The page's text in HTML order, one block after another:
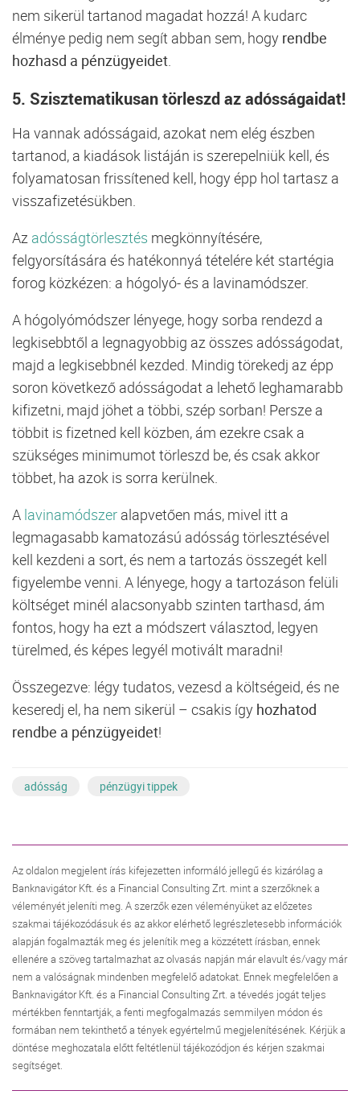
nem sikerül tartanod magadat hozzá! A kudarc
élménye pedig nem segít abban sem, hogy rendbe
hozhasd a pénzügyeidet.
5. Szisztematikusan törleszd az adósságaidat!
Ha vannak adósságaid, azokat nem elég észben
tartanod, a kiadások listáján is szerepelniük kell, és
folyamatosan frissítened kell, hogy épp hol tartasz a
visszafizetésükben.
Az adósságtörlesztés megkönnyítésére,
felgyorsítására és hatékonnyá tételére két startégia
forog közkézen: a hógolyó- és a lavinamódszer.
A hógolyómódszer lényege, hogy sorba rendezd a
legkisebbtől a legnagyobbig az összes adósságodat,
majd a legkisebbnél kezded. Mindig törekedj az épp
soron következő adósságodat a lehető leghamarabb
kifizetni, majd jöhet a többi, szép sorban! Persze a
többit is fizetned kell közben, ám ezekre csak a
szükséges minimumot törleszd be, és csak akkor
többet, ha azok is sorra kerülnek.
A lavinamódszer alapvetően más, mivel itt a
legmagasabb kamatozású adósság törlesztésével
kell kezdeni a sort, és nem a tartozás összegét kell
figyelembe venni. A lényege, hogy a tartozáson felüli
költséget minél alacsonyabb szinten tarthasd, ám
fontos, hogy ha ezt a módszert választod, legyen
türelmed, és képes legyél motivált maradni!
Összegezve: légy tudatos, vezesd a költségeid, és ne
keseredj el, ha nem sikerül – csakis így hozhatod
rendbe a pénzügyeidet!
adósság pénzügyi tippek
Az oldalon megjelent írás kifejezetten informáló jellegű és kizárólag a
Banknavigátor Kft. és a Financial Consulting Zrt. mint a szerzőknek a
véleményét jeleníti meg. A szerzők ezen véleményüket az előzetes
szakmai tájékozódásuk és az akkor elérhető legrészletesebb információk
alapján fogalmazták meg és jelenítik meg a közzétett írásban, ennek
ellenére a szöveg tartalmazhat az olvasás napján már elavult és/vagy már
nem a valóságnak mindenben megfelelő adatokat. Ennek megfelelően a
Banknavigátor Kft. és a Financial Consulting Zrt. a tévedés jogát teljes
mértékben fenntartják, a fenti megfogalmazás semmilyen módon és
formában nem tekinthető a tények egyértelmű megjelenítésének. Kérjük a
döntése meghozatala előtt feltétlenül tájékozódjon és kérjen szakmai
segítséget.